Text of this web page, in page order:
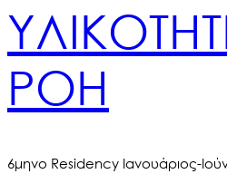
ΡΟΗ
6μηνο Residency Ιανουάριος-